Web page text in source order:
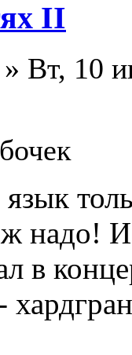
II
» Вт, 10
надо! И
в